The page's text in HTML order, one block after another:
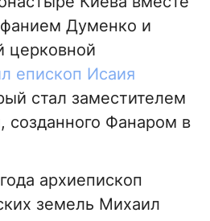
Думенко и
церковной
епископ Исаия
стал заместителем
созданного Фанаром в
архиепископ
земель Михаил